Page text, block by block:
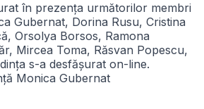
în prezența următorilor membri
Gubernat, Dorina Rusu, Cristina
Orsolya Borsos, Ramona
Mircea Toma, Răsvan Popescu,
s-a desfășurat on-line.
Monica Gubernat